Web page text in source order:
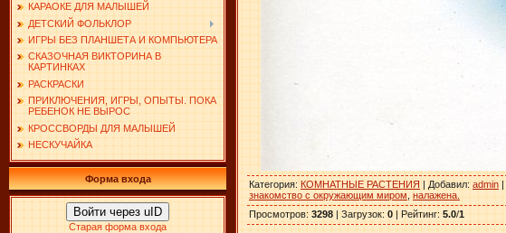
КАРАОКЕ ДЛЯ МАЛЫШЕЙ
ДЕТСКИЙ ФОЛЬКЛОР
ИГРЫ БЕЗ ПЛАНШЕТА И КОМПЬЮТЕРА
СКАЗОЧНАЯ ВИКТОРИНА В
КАРТИНКАХ
РАСКРАСКИ
ПРИКЛЮЧЕНИЯ, ИГРЫ, ОПЫТЫ. ПОКА
РЕБЕНОК НЕ ВЫРОС
КРОССВОРДЫ ДЛЯ МАЛЫШЕЙ
НЕСКУЧАЙКА
Форма входа
Войти через uID
Старая форма входа
Категория: КОМНАТНЫЕ РАСТЕНИЯ | Добавил: admin |
знакомство с окружающим миром налажена.
Просмотров: 3298 | Загрузок: 0 | Рейтинг: 5.0/1